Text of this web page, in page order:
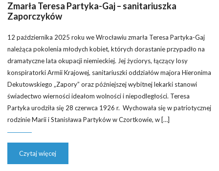
Zmarła Teresa Partyka-Gaj – sanitariuszka
Zaporczyków
12 października 2025 roku we Wrocławiu zmarła Teresa Partyka-Gaj
należąca pokolenia młodych kobiet, których dorastanie przypadło na
dramatyczne lata okupacji niemieckiej. Jej życiorys, łączący losy
konspiratorki Armii Krajowej, sanitariuszki oddziałów majora Hieronima
Dekutowskiego „Zapory” oraz późniejszej wybitnej lekarki stanowi
świadectwo wierności ideałom wolności i niepodległości. Teresa
Partyka urodziła się 28 czerwca 1926 r. Wychowała się w patriotycznej
rodzinie Marii i Stanisława Partyków w Czortkowie, w […]
Czytaj więcej